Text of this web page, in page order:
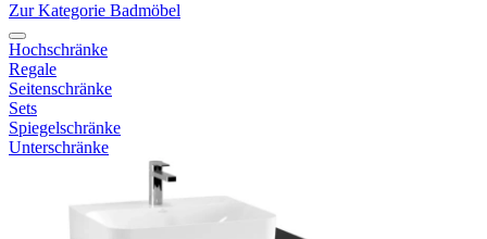
Zur Kategorie Badmöbel
Hochschränke
Regale
Seitenschränke
Sets
Spiegelschränke
Unterschränke